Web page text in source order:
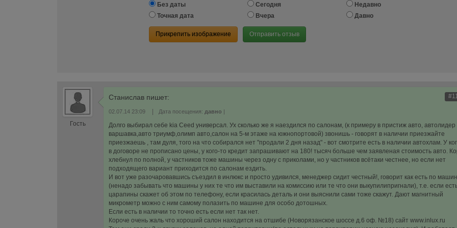
Без даты
Сегодня
Недавно
Точная дата
Вчера Давно
Прикрепить изображение Отправить отзыв
Гость
Станислав пишет:
02.07.14 23:09 Дата посещения: давно |
Долго выбирал себе kia Ceed универсал. Ух сколько же я наездился по салонам, (к примеру в пристиж авто, автолидер
варшавка,авто триумф,олимп авто,салон на 5-м этаже на южнопортовой) звонишь - говорят в наличии приезжайте
приезжаешь , там дуля, того на что собирался нет "продали 2 дня назад" - вот смотрите есть в наличии автохлам. У
в договоре не прописано цены, у кого-то кредит запрашивают на 180! тысяч больше чем заявленая стоимость авто.
хлебнул по полной, у частников тоже машины через одну с приколами, но у частников всётаки честнее, но если нет
подходящего вариант приходится по салонам ездить.
И вот уже разочаровавшись съездил в инлюкс и просто удивился, менеджер сидит честный!, говорит как есть по
(ненадо забывать что машины у них те что им выставили на комиссию или те что они выкупилипригнали), т.е. если
царапины скажет об этом по телефону, если красилась деталь и они выяснили сами тоже скажут. Дают магнитный
микрометр можно с ним самому полазить по машине для особо дотошных.
Если есть в наличии то точно есть если нет так нет.
Короче очень жаль что хороший салон находится на отшибе (Новорязанское шоссе д.6 оф. №18) сайт www.inlux.ru